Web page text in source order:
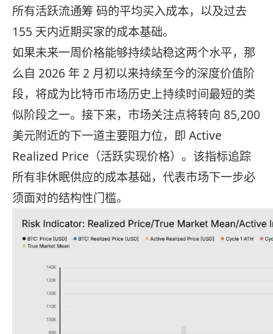
所有活跃流通筹 码的平均买入成本，以及过去
155 天内近期买家的成本基础。
如果未来一周价格能够持续站稳这两个水平，那
么自 2026 年 2 月初以来持续至今的深度价值阶
段，将成为比特币市场历史上持续时间最短的类
似阶段之一。接下来，市场关注点将转向 85,200
美元附近的下一道主要阻力位，即 Active
Realized Price（活跃实现价格）。该指标追踪
所有非休眠供应的成本基础，代表市场下一步必
须面对的结构性门槛。